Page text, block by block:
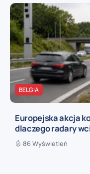
BELGIA
Europejska akcja
dlaczego radary
86 Wyświetleń